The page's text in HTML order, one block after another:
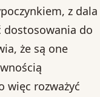
z dala
dostosowania do
że są one
więc rozważyć